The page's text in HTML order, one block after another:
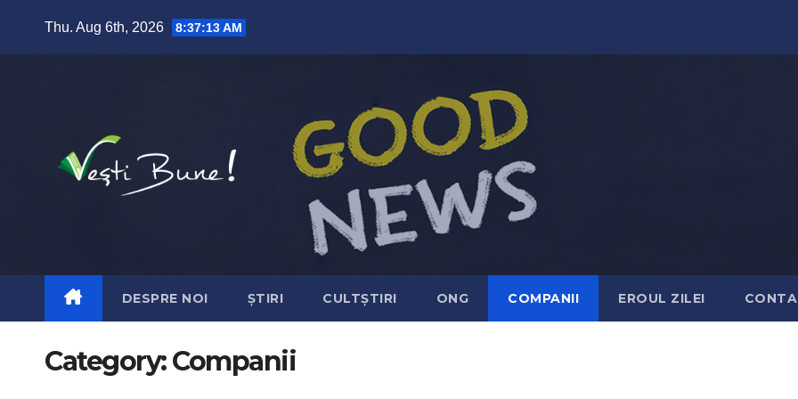
Thu. Aug 6th, 2026
8:37:14 AM
DESPRE NOI ȘTIRI CULTȘTIRI ONG COMPANII EROUL ZILEI
Category:Companii